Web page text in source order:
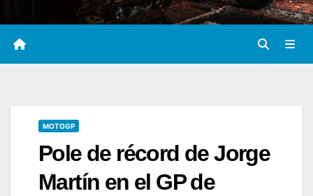
MOTOGP
Pole de récord de Jorge
Martín en el GP de